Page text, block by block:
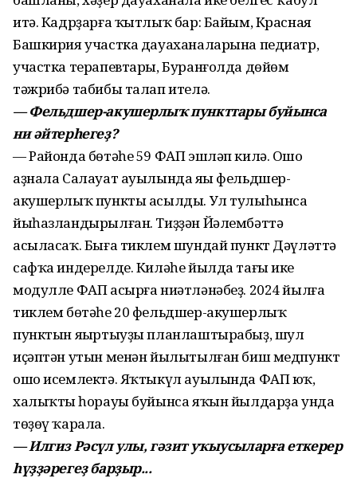
итә. Кадрҙарға ҡытлыҡ бар: Байым, Красная
Башкирия участка дауаханаларына педиатр,
участка терапевтары, Буранғолда дөйөм
тәжрибә табибы талап ителә.
— Фельдшер-акушерлыҡ пункттары буйынса
ни әйтерһегеҙ?
— Районда бөтәһе 59 ФАП эшләп килә. Ошо
аҙнала Салауат ауылында яңы фельдшер-
акушерлыҡ пункты асылды. Ул тулыһынса
йыһазландырылған. Тиҙҙән Йәлембәттә
асыласаҡ. Быға тиклем шундай пункт Дәүләттә
сафҡа индерелде. Киләһе йылда тағы ике
модулле ФАП асырға ниәтләнәбеҙ. 2024 йылға
тиклем бөтәһе 20 фельдшер-акушерлыҡ
пунктын яңыртыуҙы планлаштырабыҙ, шул
иҫәптән утын менән йылытылған биш медпункт
ошо исемлектә. Яҡтыкүл ауылында ФАП юҡ,
халыҡтың һорауы буйынса яҡын йылдарҙа унда
төҙөү ҡарала.
— Илгиз Рәсүл улы, гәзит уҡыусыларға еткерер
һүҙҙәрегеҙ барҙыр...